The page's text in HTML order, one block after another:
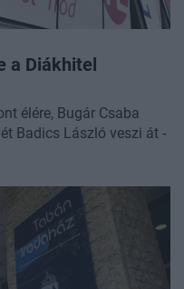
a Diákhitel
élére, Bugár Csaba
Badics László veszi át -